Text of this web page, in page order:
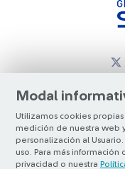
Modal
Utilizamos cookies
medición de nuestra web
personalización al Usuario.
uso. Para más información
privacidad o nuestra
©